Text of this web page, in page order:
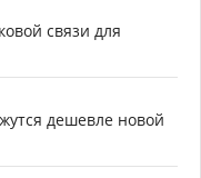
связи для
дешевле новой